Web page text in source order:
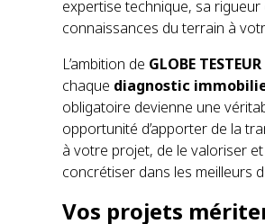
expertise technique, sa rigueur
connaissances du terrain à
L’ambition de GLOBE TESTEUR
chaque diagnostic
obligatoire devienne une
opportunité d’apporter de la
à votre projet, de le valoriser
concrétiser dans les meilleurs
Vos projets